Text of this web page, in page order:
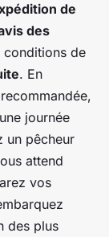
de
des
conditions de
. En
journée
un pêcheur
attend
vos
des plus